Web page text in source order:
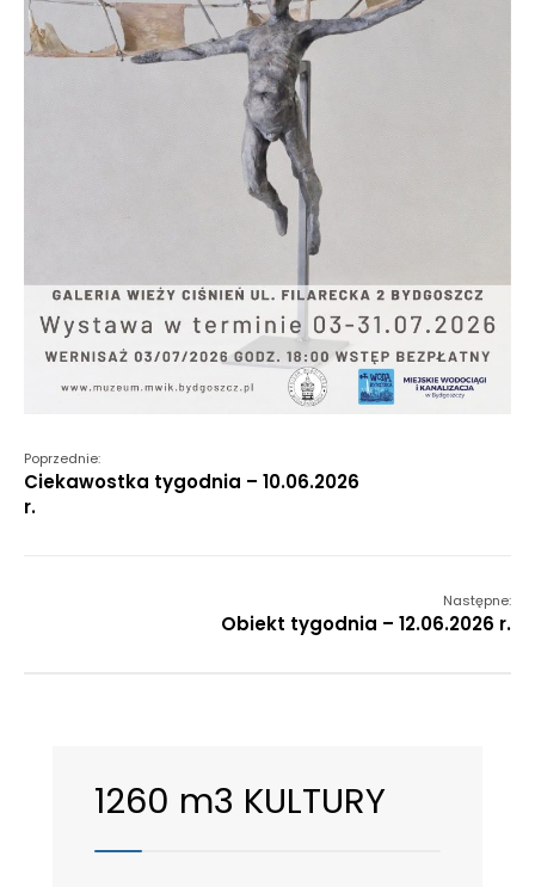
Poprzednie:
Ciekawostka tygodnia – 10.06.2026
r.
Następne:
Obiekt tygodnia – 12.06.2026 r.
1260 m3 KULTURY